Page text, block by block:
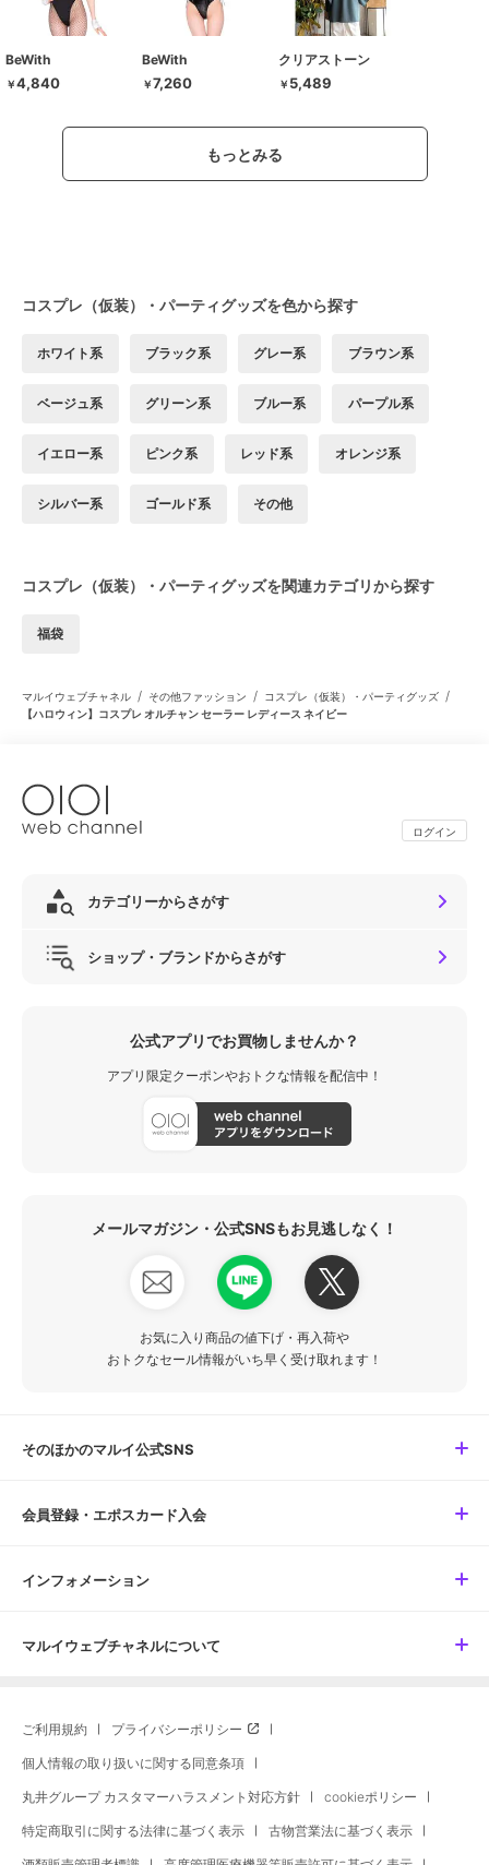
BeWith
￥4,840
BeWith
￥7,260
クリアストーン
￥ 5,489
もっとみる
コスプレ（仮装）・パーティグッズを色から探す
ホワイト系 ブラック系 グレー系 ブラウン系
ベージュ系 グリーン系 ブルー系 パープル系
イエロー系 ピンク系 レッド系 オレンジ系
シルバー系 ゴールド系 その他
コスプレ（仮装）・パーティグッズを関連カテゴリから探す
福袋
マルイウェブチャネル / その他ファッション / コスプレ（仮装）・パーティグッズ /
【ハロウィン】コスプレ オルチャン セーラー レディース ネイビー
ログイン
カテゴリーからさがす
ショップ・ブランドからさがす
公式アプリでお買物しませんか？
アプリ限定クーポンやおトクな情報を配信中！
メールマガジン・公式SNSもお見逃しなく！
お気に入り商品の値下げ・再入荷や
おトクなセール情報がいち早く受け取れます！
そのほかのマルイ公式SNS
会員登録・エポスカード入会
インフォメーション
マルイウェブチャネルについて
ご利用規約 プライバシーポリシー
個人情報の取り扱いに関する同意条項
丸井グループ カスタマーハラスメント対応方針 cookieポリシー
特定商取引に関する法律に基づく表示 古物営業法に基づく表示